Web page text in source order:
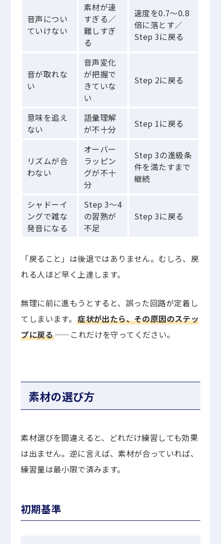
音声につい
ていけない
素材が速
すぎる／
難しすぎ
る
速度を0.7〜0.8
倍に落とす／
Step 3に戻る
音が取れな
い
音声変化
が把握で
きていな
い
Step 2に戻る
意味を追え
ない
語彙理解
が不十分
Step 1に戻る
リズムが合
わない
オーバー
ラッピン
グが不十
分
Step 3の進級条
件を満たすまで
継続
シャドーイ
ングで雑な
発音になる
Step 3〜4
の習熟が
不足
Step 3に戻る
「戻ること」は後退ではありません。むしろ、戻
れる人ほど早く上達します。
無理に前に進もうとすると、誤った回路が定着し
てしまいます。症状が出たら、その原因のステッ
プに戻る——これだけを守ってください。
素材の選び方
素材選びを間違えると、どれだけ練習しても効果
は出ません。逆に言えば、素材が合っていれば、
練習量は最小限で済みます。
初期基準